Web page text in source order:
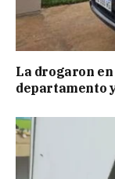
La drogaron
departamento